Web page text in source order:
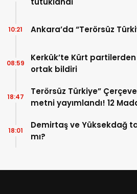
Ankara’da “Terörsüz
10:21
Kerkük’te Kürt
ortak bildiri
08:59
Terörsüz Türkiye”
metni yayımlandı! 12
18:47
Demirtaş ve Yüksekdağ
mı?
18:01